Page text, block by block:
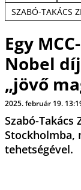
SZABÓ-TAKÁCS
Egy
Nobel
„jövő
2025. február 19.
Szabó-Takács
Stockholmba,
tehetségével.